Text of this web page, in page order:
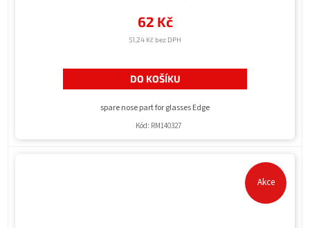
51,24 Kč bez DPH
62 Kč
DO KOŠÍKU
spare nose part for glasses Edge
Kód: RM140327
Akce